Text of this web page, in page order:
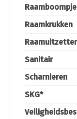
Raamkrukken
Sanitair
Scharnieren
SKG*